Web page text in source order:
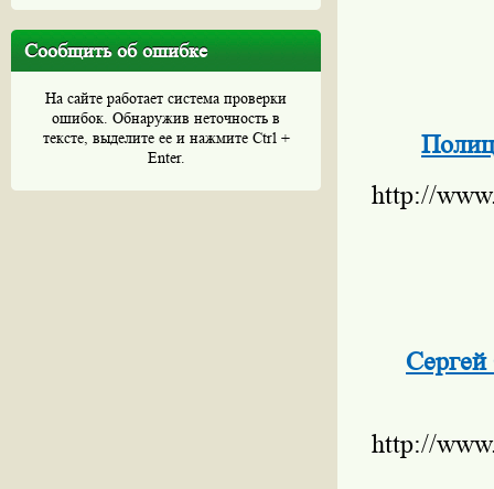
Сообщить об ошибке
На сайте работает система проверки
ошибок. Обнаружив неточность в
тексте, выделите ее и нажмите Ctrl +
Enter.
http://
Сергей
http://